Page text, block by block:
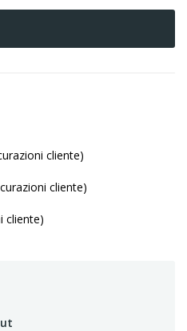
cliente)
cliente)
cliente)